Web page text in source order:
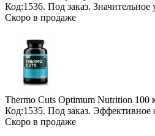
Код:1536. Под заказ. Значительное
Скоро в продаже
Thermo Cuts Optimum Nutrition 100
Код:1535. Под заказ. Эффективное
Скоро в продаже